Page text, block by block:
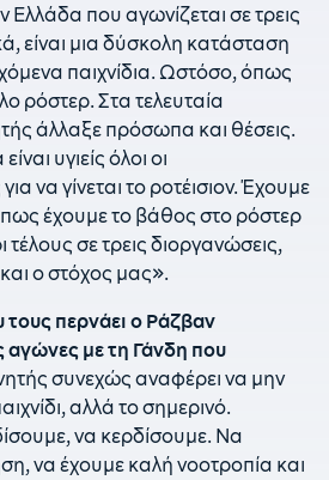
που αγωνίζεται σε τρεις
είναι μια δύσκολη κατάσταση
παιχνίδια. Ωστόσο, όπως
ρόστερ. Στα τελευταία
άλλαξε πρόσωπα και θέσεις.
υγιείς όλοι οι
να γίνεται το ροτέισιον. Έχουμε
πως έχουμε το βάθος στο ρόστερ
τέλους σε τρεις διοργανώσεις,
ο στόχος μας».
τους περνάει ο Ράζβαν
αγώνες με τη Γάνδη που
συνεχώς αναφέρει να μην
αλλά το σημερινό.
να κερδίσουμε. Να
να έχουμε καλή νοοτροπία και